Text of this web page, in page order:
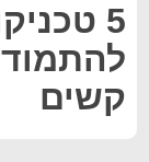
5
קשים